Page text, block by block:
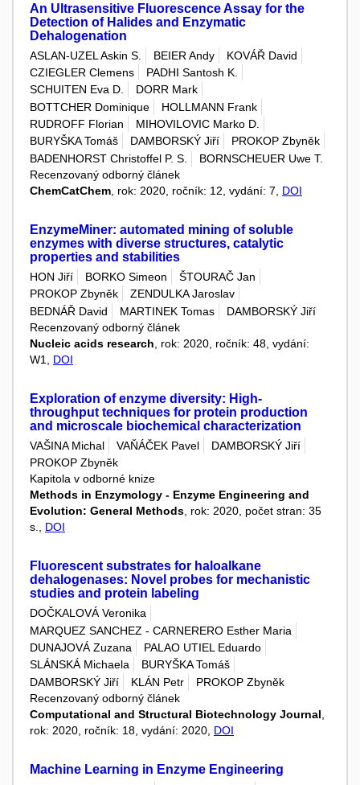
An Ultrasensitive Fluorescence Assay for the
Detection of Halides and Enzymatic
Dehalogenation
ASLAN-UZEL Askin S. BEIER Andy
KOVÁŘ David
CZIEGLER Clemens
PADHI Santosh K.
SCHUITEN Eva D.
DORR Mark
BOTTCHER Dominique
HOLLMANN Frank
RUDROFF Florian
MIHOVILOVIC Marko D.
BURYŠKA Tomáš
DAMBORSKÝ Jiří
PROKOP Zbyněk
BADENHORST Christoffel P. S.
BORNSCHEUER Uwe T.
Recenzovaný odborný článek
ChemCatChem , rok: 2020, ročník: 12, vydání: 7, DOI
EnzymeMiner: automated mining of soluble
enzymes with diverse structures, catalytic
properties and stabilities
HON Jiří BORKO Simeon
ŠTOURAČ Jan
PROKOP Zbyněk
ZENDULKA Jaroslav
BEDNÁŘ David
MARTINEK Tomas
DAMBORSKÝ Jiří
Recenzovaný odborný článek
Nucleic acids research , rok: 2020, ročník: 48, vydání:
W1, DOI
Exploration of enzyme diversity: High-
throughput techniques for protein production
and microscale biochemical characterization
VAŠINA Michal VAŇÁČEK Pavel
DAMBORSKÝ Jiří
PROKOP Zbyněk
Kapitola v odborné knize
Methods in Enzymology - Enzyme Engineering and
Evolution: General Methods , rok: 2020, počet stran: 35
s., DOI
Fluorescent substrates for haloalkane
dehalogenases: Novel probes for mechanistic
studies and protein labeling
DOČKALOVÁ Veronika
MARQUEZ SANCHEZ - CARNERERO Esther Maria
DUNAJOVÁ Zuzana
PALAO UTIEL Eduardo
SLÁNSKÁ Michaela
BURYŠKA Tomáš
DAMBORSKÝ Jiří
KLÁN Petr
PROKOP Zbyněk
Recenzovaný odborný článek
Computational and Structural Biotechnology Journal
rok: 2020, ročník: 18, vydání: 2020, DOI
Machine Learning in Enzyme Engineering